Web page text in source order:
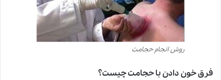
روش انجام حجامت
فرق خون دادن با حجامت چیست؟